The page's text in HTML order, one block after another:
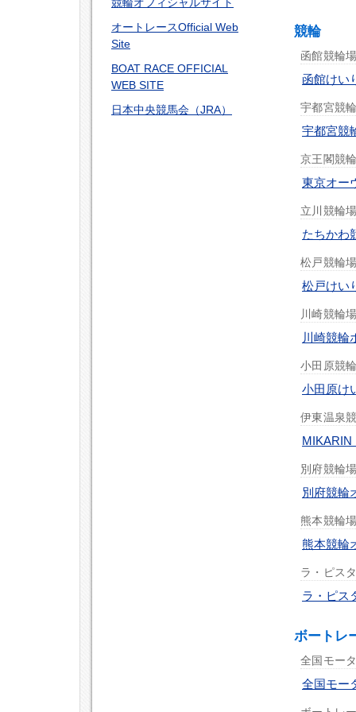
競輪
函館競輪
函館け
宇都宮競
宇都宮競
京王閣競
東京オー
立川競輪
たちかわ
松戸競輪
松戸けい
川崎競輪
川崎競輪
小田原競
小田原け
伊東温泉
別府競輪
別府競輪
熊本競輪
熊本競輪
ラ・ピス
ラ・ピス
ボートレ
全国モー
全国モー
オートレースOfficial Web
Site
BOAT RACE OFFICIAL
WEB SITE
日本中央競馬会（JRA）